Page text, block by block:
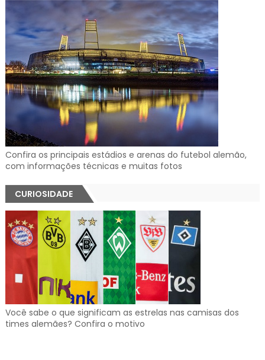
Confira os principais estádios e arenas do futebol alemão,
com informações técnicas e muitas fotos
CURIOSIDADE
Você sabe o que significam as estrelas nas camisas dos
times alemães? Confira o motivo